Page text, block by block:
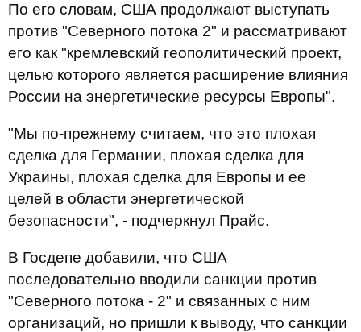
По его словам, США продолжают выступать
против "Северного потока 2" и рассматривают
его как "кремлевский геополитический проект,
целью которого является расширение влияния
России на энергетические ресурсы Европы".
"Мы по-прежнему считаем, что это плохая
сделка для Германии, плохая сделка для
Украины, плохая сделка для Европы и ее
целей в области энергетической
безопасности", - подчеркнул Прайс.
В Госдепе добавили, что США
последовательно вводили санкции против
"Северного потока - 2" и связанных с ним
организаций, но пришли к выводу, что санкции